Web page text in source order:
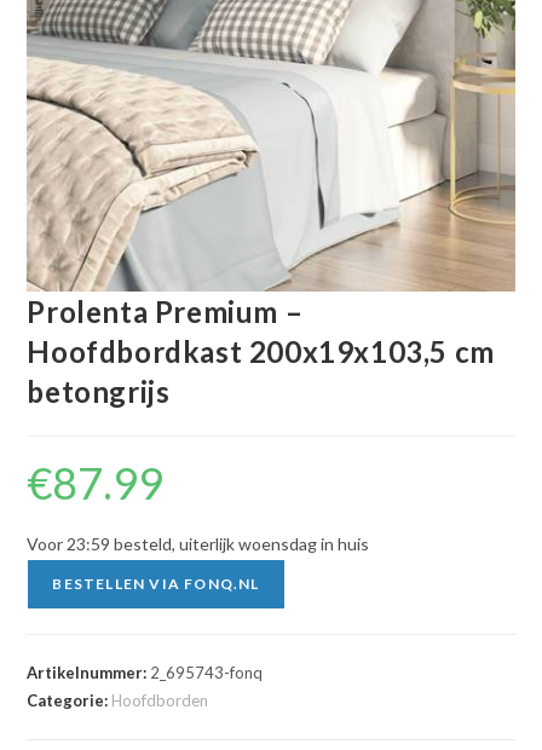
Prolenta Premium –
Hoofdbordkast 200x19x103,5 cm
betongrijs
€87.99
Voor 23:59 besteld, uiterlijk woensdag in huis
BESTELLEN VIA FONQ.NL
Artikelnummer: 2_695743-fonq
Categorie: Hoofdborden